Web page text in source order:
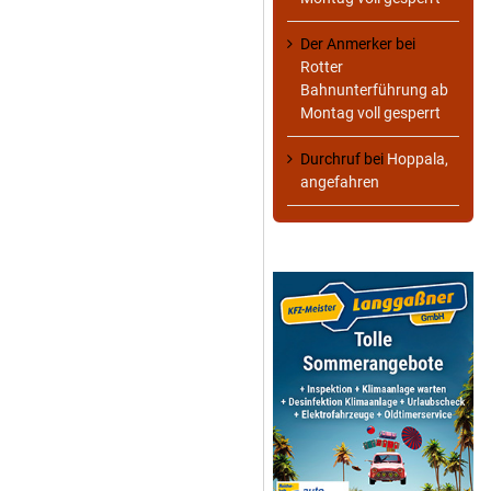
Der Anmerker bei
Rotter
Bahnunterführung ab
Montag voll gesperrt
Durchruf bei Hoppala,
angefahren